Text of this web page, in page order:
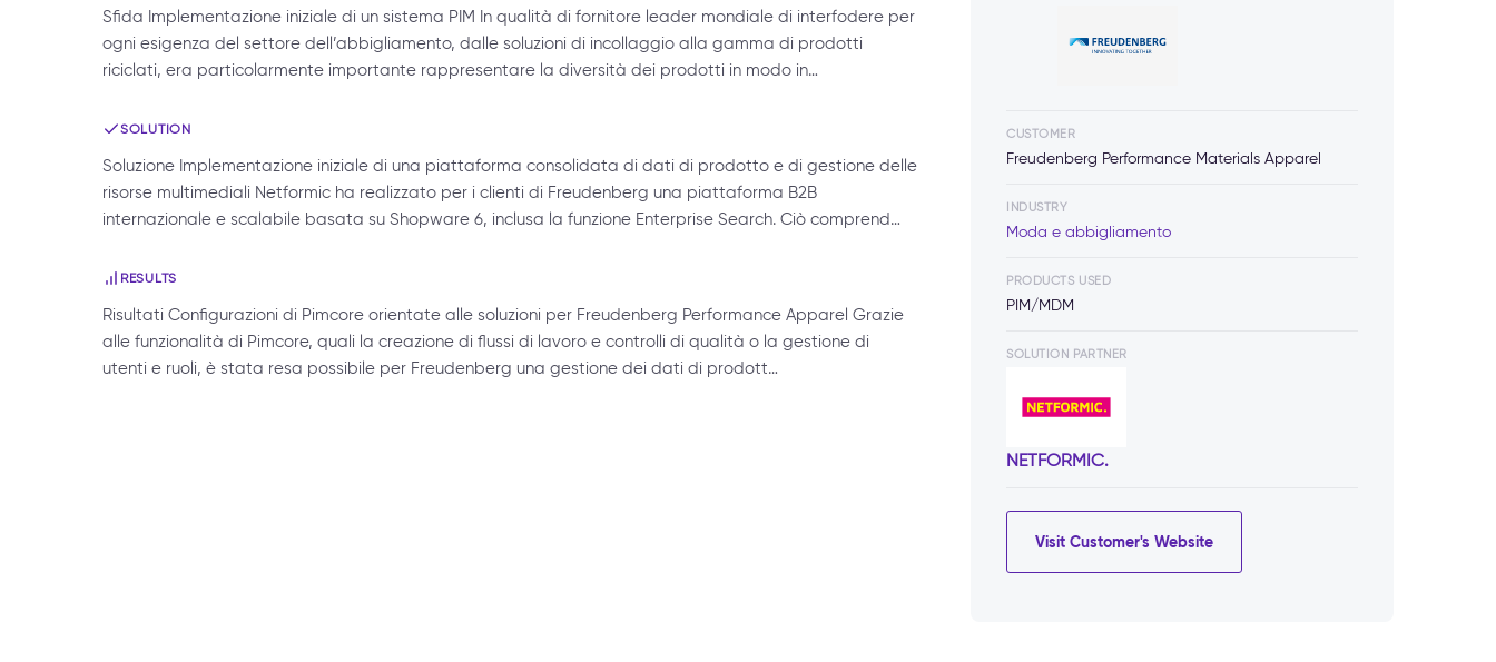
Sfida Implementazione iniziale di un sistema PIM In qualità di fornitore leader mondiale di interfodere per
ogni esigenza del settore dell’abbigliamento, dalle soluzioni di incollaggio alla gamma di prodotti
riciclati, era particolarmente importante rappresentare la diversità dei prodotti in modo in…
SOLUTION
Soluzione Implementazione iniziale di una piattaforma consolidata di dati di prodotto e di gestione delle
risorse multimediali Netformic ha realizzato per i clienti di Freudenberg una piattaforma B2B
internazionale e scalabile basata su Shopware 6, inclusa la funzione Enterprise Search. Ciò comprend…
RESULTS
Risultati Configurazioni di Pimcore orientate alle soluzioni per Freudenberg Performance Apparel Grazie
alle funzionalità di Pimcore, quali la creazione di flussi di lavoro e controlli di qualità o la gestione di
utenti e ruoli, è stata resa possibile per Freudenberg una gestione dei dati di prodott…
CUSTOMER
Freudenberg Performance Materials Apparel
INDUSTRY
Moda e abbigliamento
PRODUCTS USED
PIM/MDM
SOLUTION PARTNER
NETFORMIC.
Visit Customer's Website